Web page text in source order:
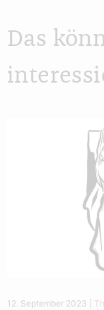
Das
12. September 2023